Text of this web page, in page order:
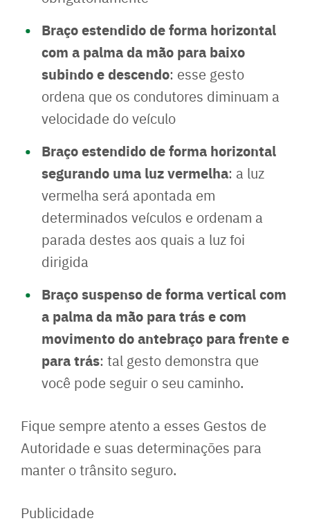
Braço estendido de forma horizontal
com a palma da mão para baixo
subindo e descendo: esse gesto
ordena que os condutores diminuam a
velocidade do veículo
Braço estendido de forma horizontal
segurando uma luz vermelha: a luz
vermelha será apontada em
determinados veículos e ordenam a
parada destes aos quais a luz foi
dirigida
Braço suspenso de forma vertical com
a palma da mão para trás e com
movimento do antebraço para frente e
para trás: tal gesto demonstra que
você pode seguir o seu caminho.
Fique sempre atento a esses Gestos de
Autoridade e suas determinações para
manter o trânsito seguro.
Publicidade